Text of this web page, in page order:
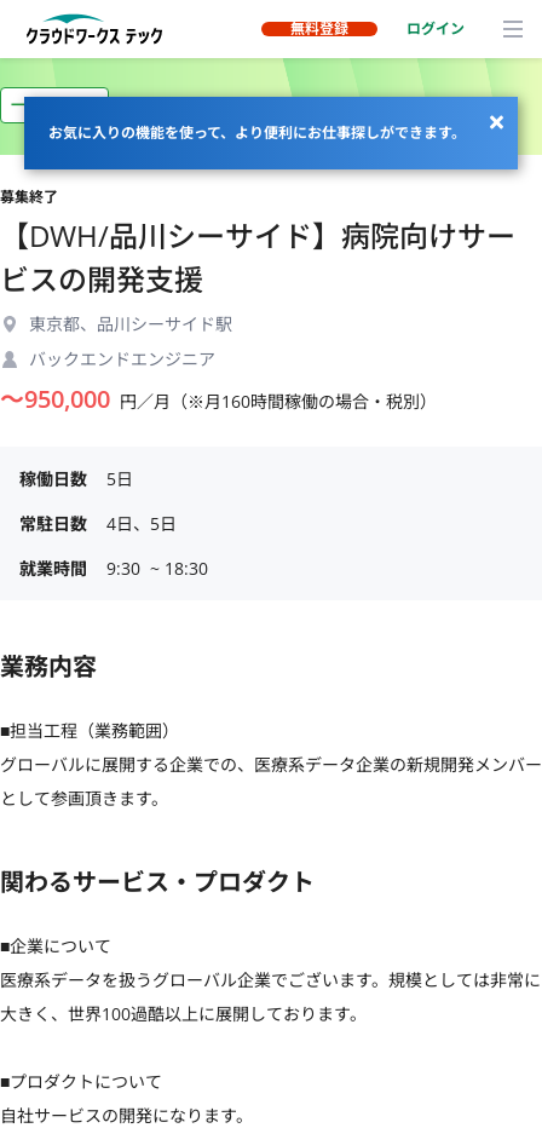
無料登録 ログイン
お気に入りの機能を使って、より便利にお仕事探しができます。
一部リモート
募集終了
【DWH/品川シーサイド】病院向けサー
ビスの開発支援
東京都、品川シーサイド駅
バックエンドエンジニア
〜950,000 円／月（※月160時間稼働の場合・税別）
稼働日数
5日
常駐日数
4日、5日
就業時間
9:30  ~ 18:30
業務内容
■担当工程（業務範囲）
グローバルに展開する企業での、医療系データ企業の新規開発メンバー
として参画頂きます。
関わるサービス・プロダクト
■企業について
医療系データを扱うグローバル企業でございます。規模としては非常に
大きく、世界100過酷以上に展開しております。
■プロダクトについて
自社サービスの開発になります。